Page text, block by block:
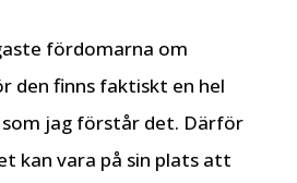
fördomarna om
den finns faktiskt en hel
jag förstår det. Därför
kan vara på sin plats att